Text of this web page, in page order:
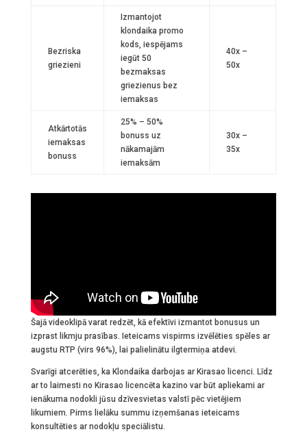
Bezriska
griezieni
Izmantojot
klondaika promo
kods, iespējams
iegūt 50
bezmaksas
griezienus bez
iemaksas
40x –
50x
Atkārtotās
iemaksas
bonuss
25% – 50%
bonuss uz
nākamajām
iemaksām
30x –
35x
Šajā videoklipā varat redzēt, kā efektīvi izmantot bonusus un
izprast likmju prasības. Ieteicams vispirms izvēlēties spēles ar
augstu RTP (virs 96%), lai palielinātu ilgtermiņa atdevi.
Svarīgi atcerēties, ka Klondaika darbojas ar Kirasao licenci. Līdz
ar to laimesti no Kirasao licencēta kazino var būt apliekami ar
ienākuma nodokli jūsu dzīvesvietas valstī pēc vietējiem
likumiem. Pirms lielāku summu izņemšanas ieteicams
konsultēties ar nodokļu speciālistu.